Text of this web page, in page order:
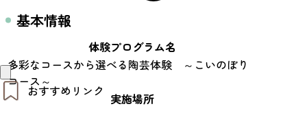
おすすめリンク
基本情報
体験プログラム名
多彩なコースから選べる陶芸体験 ～こいのぼり
コース～
実施場所